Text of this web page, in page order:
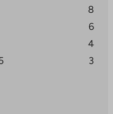
795-
on-sopivan-
8
6
4
3